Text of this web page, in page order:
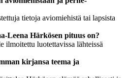
tietoja aviomiehistä tai lapsista
Leena Härkösen pituus on?
ilmoitettu luotettavissa lähteissä
kirjansa teema ja